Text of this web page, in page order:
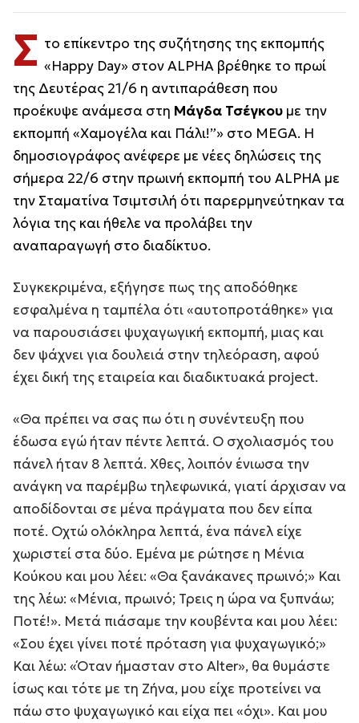
Σ το επίκεντρο της συζήτησης της εκπομπής
«Happy Day» στον ALPHA βρέθηκε το πρωί
της Δευτέρας 21/6 η αντιπαράθεση που
προέκυψε ανάμεσα στη Μάγδα Τσέγκου με την
εκπομπή «Χαμογέλα και Πάλι!”» στο MEGA. Η
δημοσιογράφος ανέφερε με νέες δηλώσεις της
σήμερα 22/6 στην πρωινή εκπομπή του ALPHA με
την Σταματίνα Τσιμτσιλή ότι παρερμηνεύτηκαν τα
λόγια της και ήθελε να προλάβει την
αναπαραγωγή στο διαδίκτυο.
Συγκεκριμένα, εξήγησε πως της αποδόθηκε
εσφαλμένα η ταμπέλα ότι «αυτοπροτάθηκε» για
να παρουσιάσει ψυχαγωγική εκπομπή, μιας και
δεν ψάχνει για δουλειά στην τηλεόραση, αφού
έχει δική της εταιρεία και διαδικτυακά project.
«Θα πρέπει να σας πω ότι η συνέντευξη που
έδωσα εγώ ήταν πέντε λεπτά. Ο σχολιασμός του
πάνελ ήταν 8 λεπτά. Χθες, λοιπόν ένιωσα την
ανάγκη να παρέμβω τηλεφωνικά, γιατί άρχισαν να
αποδίδονται σε μένα πράγματα που δεν είπα
ποτέ. Οχτώ ολόκληρα λεπτά, ένα πάνελ είχε
χωριστεί στα δύο. Εμένα με ρώτησε η Μένια
Κούκου και μου λέει: «Θα ξανάκανες πρωινό;» Και
της λέω: «Μένια, πρωινό; Τρεις η ώρα να ξυπνάω;
Ποτέ!». Μετά πιάσαμε την κουβέντα και μου λέει:
«Σου έχει γίνει ποτέ πρόταση για ψυχαγωγικό;»
Και λέω: «Όταν ήμασταν στο Alter», θα θυμάστε
ίσως και τότε με τη Ζήνα, μου είχε προτείνει να
πάω στο ψυχαγωγικό και είχα πει «όχι». Και μου